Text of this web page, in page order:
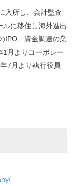
入所し、会計監査
ルに移住し海外進出
IPO、資金調達の業
月よりコーポレー
7月より執行役員